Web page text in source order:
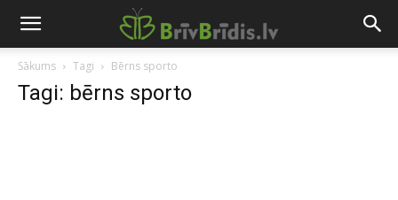
Sākums Tagi Bērns sporto
Tagi: bērns sporto